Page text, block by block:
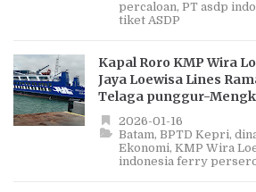
percaloan PT asdp
tiket ASDP
Kapal Roro KMP Wira
Jaya Loewisa Lines
Telaga punggur-
2026-01-16
Batam BPTD Kepri
Ekonomi KMP Wira
indonesia ferry